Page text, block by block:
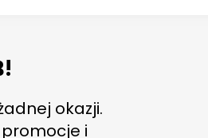
okazji.
i